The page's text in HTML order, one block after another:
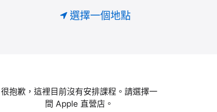
選擇一個地點
很抱歉，這裡目前沒有安排課程。請選擇一
間 Apple 直營店。